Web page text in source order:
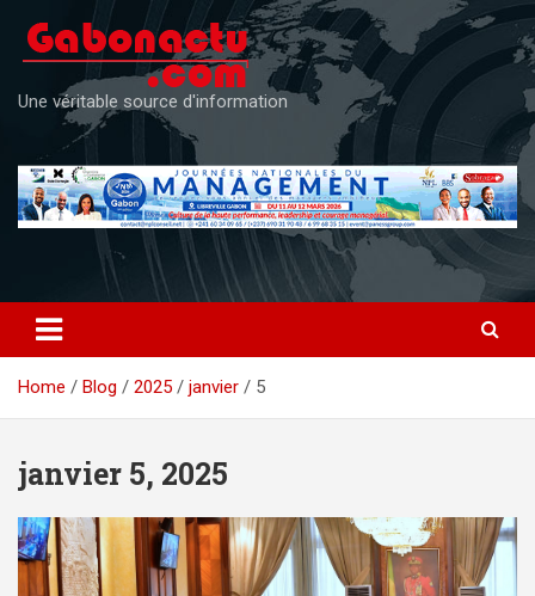
content
Une véritable source d'information
Home Blog 2025 janvier 5
janvier 5, 2025